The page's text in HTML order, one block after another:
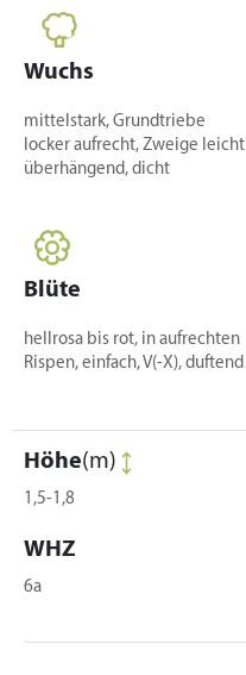
Wuchs
mittelstark, Grundtriebe
locker aufrecht, Zweige leicht
überhängend, dicht
Blüte
hellrosa bis rot, in aufrechten
Rispen, einfach, V(-X), duftend
Höhe(m)
1,5-1,8
WHZ
6a